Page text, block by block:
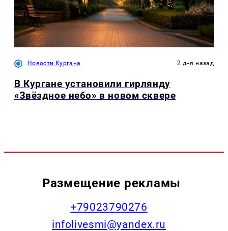
Новости Кургана 2 дня назад
В Кургане установили гирлянду
«Звёздное небо» в новом сквере
Размещение рекламы
+79023790276
infolivesmi@yandex.ru